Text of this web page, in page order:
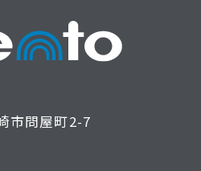
市問屋町2-7